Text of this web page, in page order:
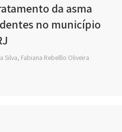
da asma
no município
Silva, Fabiana Rebelllo Oliveira